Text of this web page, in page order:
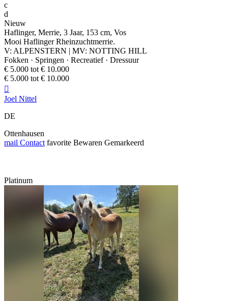
c
d
Nieuw
Haflinger, Merrie, 3 Jaar, 153 cm, Vos
Mooi Haflinger Rheinzuchtmerrie.
V: ALPENSTERN | MV: NOTTING HILL
Fokken · Springen · Recreatief · Dressuur
€ 5.000 tot € 10.000
€ 5.000 tot € 10.000

Joel Nittel
DE
Ottenhausen
mail Contact favorite Bewaren Gemarkeerd
Platinum